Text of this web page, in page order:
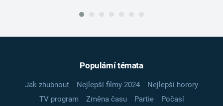
Populární témata
Jak zhubnout Nejlepší filmy 2024
Nejlepší horory
TV program
Změna času Partie
Počasí